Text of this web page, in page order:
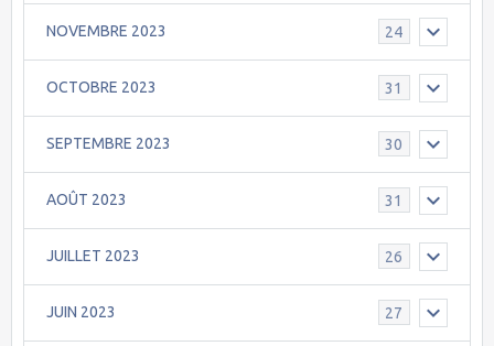
NOVEMBRE 2023 24
OCTOBRE 2023 31
SEPTEMBRE 2023 30
AOÛT 2023 31
JUILLET 2023 26
JUIN 2023 27